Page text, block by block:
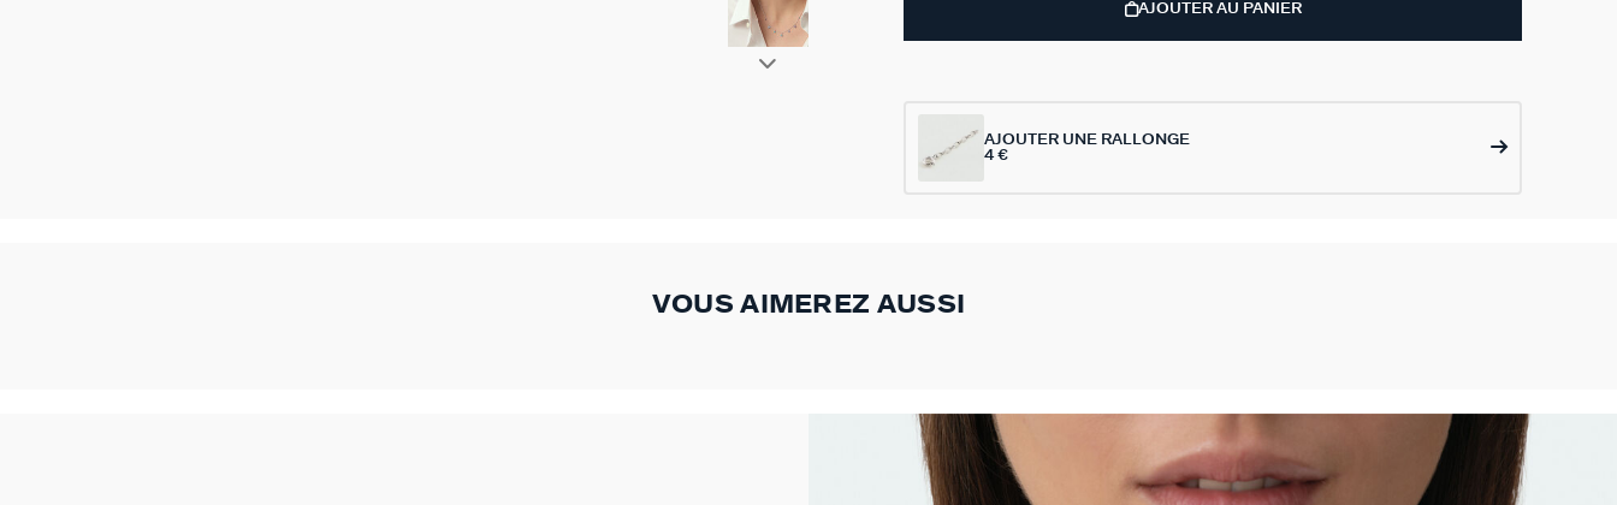
AJOUTER AU PANIER
AJOUTER UNE RALLONGE
4 €
VOUS AIMEREZ AUSSI